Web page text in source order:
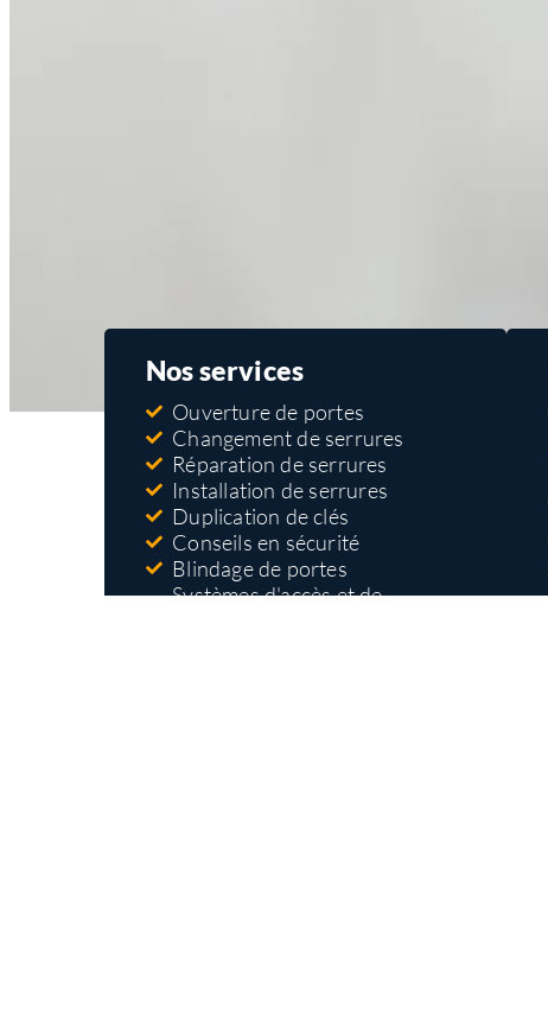
Nos services
Ouverture de portes
Changement de serrures
Réparation de serrures
Installation de serrures
Duplication de clés
Conseils en sécurité
Blindage de portes
Systèmes d'accès et de